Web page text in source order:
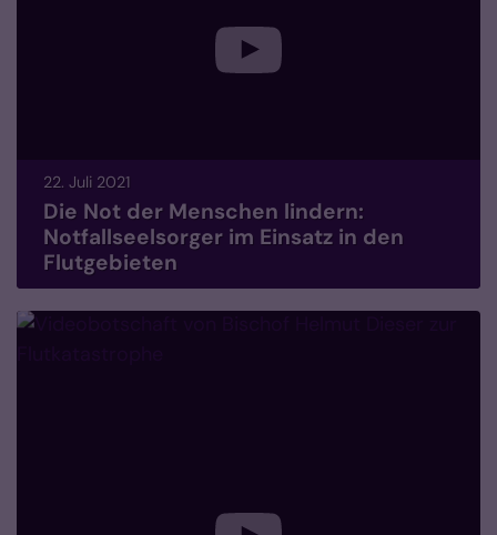
22. Juli 2021
Die Not der Menschen lindern:
Notfallseelsorger im Einsatz in den
Flutgebieten